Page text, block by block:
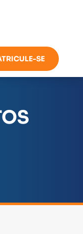
SE